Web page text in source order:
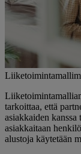
tarkoittaa, että
asiakkaiden
asiakkaitaan
alustoja käytetään